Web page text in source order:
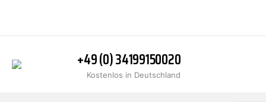
+49 (0) 34199150020
Kostenlos in Deutschland